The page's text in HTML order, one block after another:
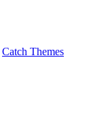
Catch Themes